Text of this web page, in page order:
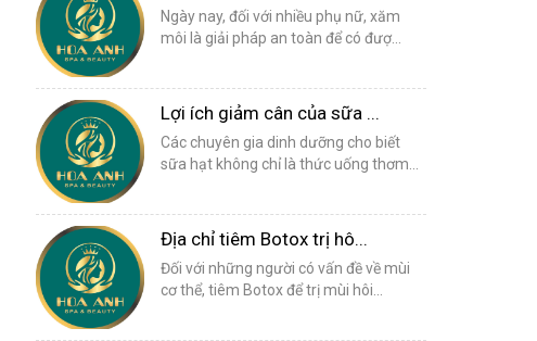
Ngày nay, đối với nhiều phụ nữ, xăm
môi là giải pháp an toàn để có đượ...
Lợi ích giảm cân của sữa ...
Các chuyên gia dinh dưỡng cho biết
sữa hạt không chỉ là thức uống thơm...
Địa chỉ tiêm Botox trị hô...
Đối với những người có vấn đề về mùi
cơ thể, tiêm Botox để trị mùi hôi...